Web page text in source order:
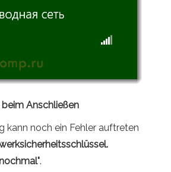
Anschließen
kann noch ein Fehler auftreten
.